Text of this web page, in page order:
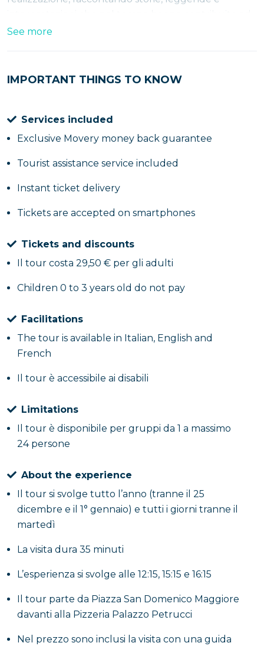
accrescerne il fascino e il mistero, rendendo l’opera
allegoriciandsculpturesricche di dettagli, che
Il percorso continua con le enigmaticheAnatomical
Machines
, affascinanti modelli che riproducono con
che ancora oggi alimentano curiosità e dibattiti. La
illustrando il legame con Raymond of Sangro
sua personalità fuori dagli schemi.
See more
IMPORTANT THINGS TO KNOW
Services included
Exclusive Movery money back guarantee
Tourist assistance service included
Instant ticket delivery
Tickets are accepted on smartphones
Tickets and discounts
Il tour costa 29,50 € per gli adulti
Children 0 to 3 years old do not pay
Facilitations
The tour is available in Italian, English and
French
Il tour è accessibile ai disabili
Limitations
Il tour è disponibile per gruppi da 1 a massimo
24 persone
About the experience
Il tour si svolge tutto l’anno (tranne il 25
dicembre e il 1° gennaio) e tutti i giorni tranne il
martedì
La visita dura 35 minuti
L’esperienza si svolge alle 12:15, 15:15 e 16:15
Il tour parte da Piazza San Domenico Maggiore
davanti alla Pizzeria Palazzo Petrucci
Nel prezzo sono inclusi la visita con una guida